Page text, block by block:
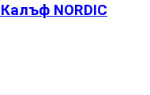
NORDIC